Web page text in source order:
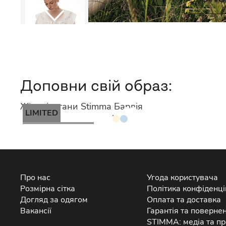
Доповни свій образ:
LIMITED
Жіночі штани Stimma Барвія
Про нас
Розмірна сітка
Догляд за одягом
Вакансії
Угода користувача
Політика
Оплата та доставка
Гарантія та
STIMMA: медіа та